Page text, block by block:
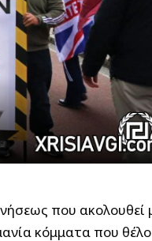
που ακολουθεί
κόμματα που